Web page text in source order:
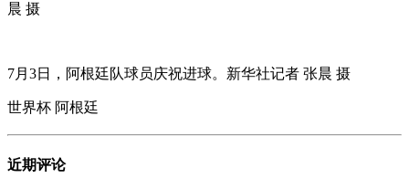
晨 摄
7月3日，阿根廷队球员庆祝进球。新华社记者 张晨 摄
世界杯 阿根廷
近期评论